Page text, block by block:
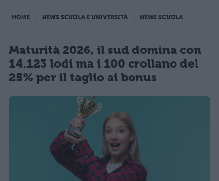
HOME NEWS SCUOLA E UNIVERSITÀ NEWS SCUOLA
Maturità 2026, il sud domina con
14.123 lodi ma i 100 crollano del
25% per il taglio ai bonus